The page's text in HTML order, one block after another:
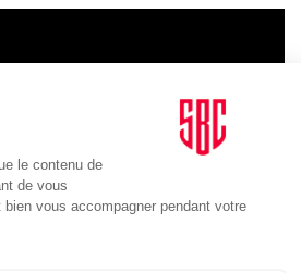
LE GROUPE